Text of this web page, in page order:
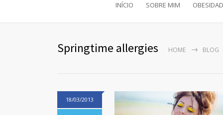
INÍCIO SOBRE MIM
Springtime allergies HOME BLOG
18/03/2013